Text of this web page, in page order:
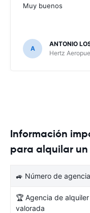
Muy buenos
A
ANTONIO
Hertz
Información
para alquilar un
🚙 Número de
🏆 Agencia de
valorada